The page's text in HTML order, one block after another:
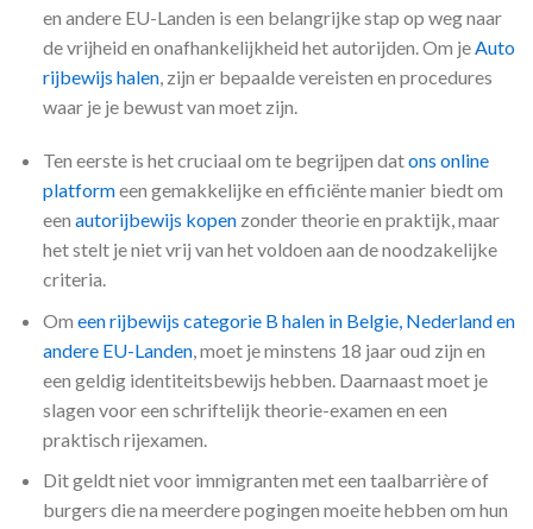
en andere EU-Landen is een belangrijke stap op weg naar
de vrijheid en onafhankelijkheid het autorijden. Om je Auto
rijbewijs halen, zijn er bepaalde vereisten en procedures
waar je je bewust van moet zijn.
Ten eerste is het cruciaal om te begrijpen datons online
platformeen gemakkelijke en efficiënte manier biedt om
een autorijbewijs kopenzonder theorie en praktijk, maar
het stelt je niet vrij van het voldoen aan de noodzakelijke
criteria.
Om een rijbewijs categorie B halen in Belgie, Nederland en
andere EU-Landen, moet je minstens 18 jaar oud zijn en
een geldig identiteitsbewijs hebben. Daarnaast moet je
slagen voor een schriftelijk theorie-examen en een
praktisch rijexamen.
Dit geldt niet voor immigranten met een taalbarrière of
burgers die na meerdere pogingen moeite hebben om hun